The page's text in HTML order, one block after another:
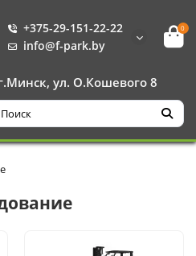
+375-29-151-22-22
info@f-park.by
0
ул. О.Кошевого 8